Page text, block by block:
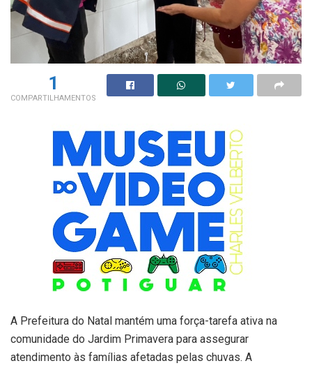
1
COMPARTILHAMENTOS
A Prefeitura do Natal mantém uma força-tarefa ativa na
comunidade do Jardim Primavera para assegurar
atendimento às famílias afetadas pelas chuvas. A